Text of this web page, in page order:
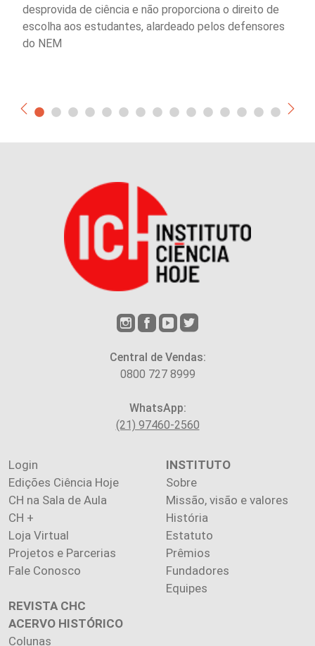
desprovida de ciência e não proporciona o direito de
escolha aos estudantes, alardeado pelos defensores
do NEM
Central de Vendas:
0800 727 8999
WhatsApp:
(21) 97460-2560
Login
Edições Ciência Hoje
CH na Sala de Aula
CH +
Loja Virtual
Projetos e Parcerias
Fale Conosco
INSTITUTO
Sobre
Missão, visão e valores
História
Estatuto
Prêmios
Fundadores
Equipes
REVISTA CHC
ACERVO HISTÓRICO
Colunas